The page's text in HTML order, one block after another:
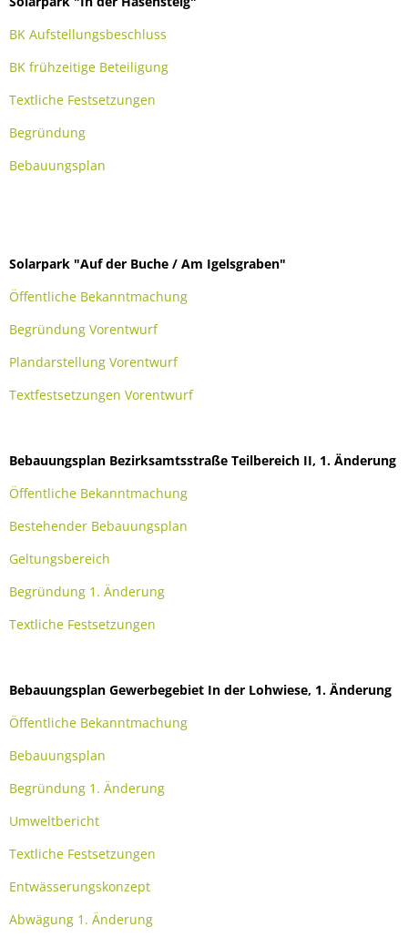
BK Aufstellungsbeschluss
BK frühzeitige Beteiligung
Textliche Festsetzungen
Begründung
Bebauungsplan
Solarpark "Auf der Buche / Am Igelsgraben"
Öffentliche Bekanntmachung
Begründung Vorentwurf
Plandarstellung Vorentwurf
Textfestsetzungen Vorentwurf
Bebauungsplan Bezirksamtsstraße Teilbereich II, 1. Änderung
Öffentliche Bekanntmachung
Bestehender Bebauungsplan
Geltungsbereich
Begründung 1. Änderung
Textliche Festsetzungen
Bebauungsplan Gewerbegebiet In der Lohwiese, 1. Änderung
Öffentliche Bekanntmachung
Bebauungsplan
Begründung 1. Änderung
Umweltbericht
Textliche Festsetzungen
Entwässerungskonzept
Abwägung 1. Änderung